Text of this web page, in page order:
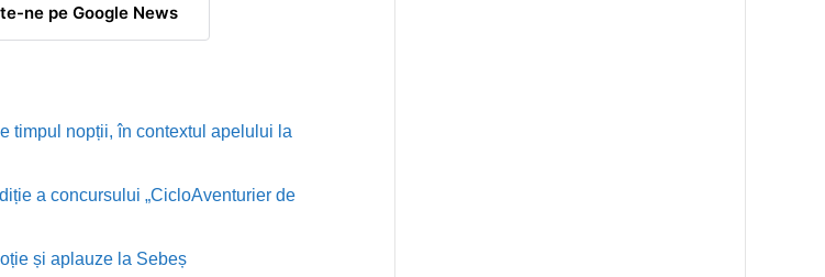
ne pe Google News
timpul nopții, în contextul apelului la
a concursului „CicloAventurier de
și aplauze la Sebeș